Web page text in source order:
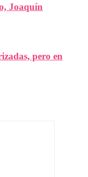
Joaquín
pero en